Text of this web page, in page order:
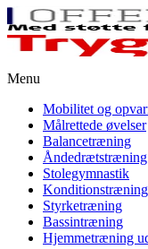
Menu
Mobilitet og
Målrettede øvelser
Balancetræning
Stolegymnastik
Konditionstræning
Styrketræning
Bassintræning
Hjemmetræning